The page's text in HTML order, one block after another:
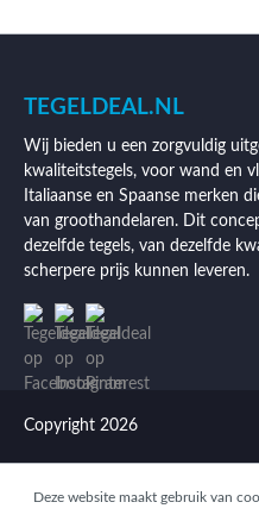
TEGELDEAL.NL
Wij bieden u een zorgvuldig
kwaliteitstegels, voor wand en
Italiaanse en Spaanse merken
van groothandelaren. Dit
dezelfde tegels, van dezelfde
scherpere prijs kunnen leveren.
Copyright 2026
Deze website maakt gebruik van